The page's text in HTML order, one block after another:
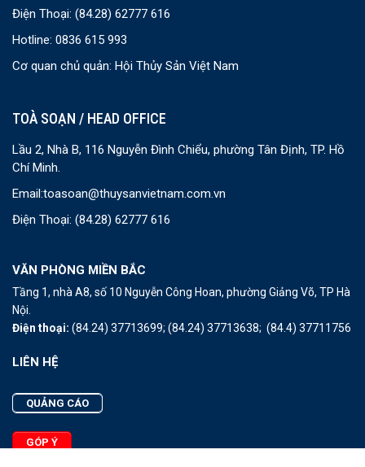
Điện Thoại: (84.28) 62777 616
Hotline: 0836 615 993
Cơ quan chủ quản: Hội Thủy Sản Việt Nam
TOÀ SOẠN / HEAD OFFICE
Lầu 2, Nhà B, 116 Nguyễn Đình Chiểu, phường Tân Định, TP. Hồ
Chí Minh.
Email:toasoan@thuysanvietnam.com.vn
Điện Thoại: (84.28) 62777 616
VĂN PHÒNG MIỀN BẮC
Tầng 1, nhà A8, số 10 Nguyễn Công Hoan, phường Giảng Võ, TP Hà
Nội.
Điện thoại: (84.24) 37713699; (84.24) 37713638; (84.4) 37711756
LIÊN HỆ
QUẢNG CÁO
GÓP Ý